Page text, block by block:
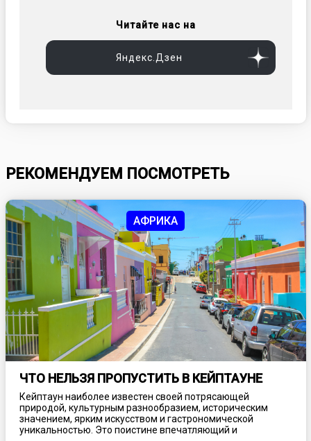
Читайте нас на
Яндекс.Дзен
РЕКОМЕНДУЕМ ПОСМОТРЕТЬ
АФРИКА
ЧТО НЕЛЬЗЯ ПРОПУСТИТЬ В КЕЙПТАУНЕ
Кейптаун наиболее известен своей потрясающей
природой, культурным разнообразием, историческим
значением, ярким искусством и гастрономической
уникальностью. Это поистине впечатляющий и